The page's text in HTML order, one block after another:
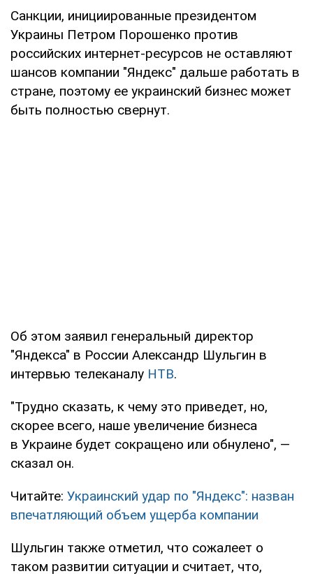
Санкции, инициированные президентом
Украины Петром Порошенко против
российских интернет-ресурсов не оставляют
шансов компании "Яндекс" дальше работать в
стране, поэтому ее украинский бизнес может
быть полностью свернут.
Об этом заявил генеральный директор
"Яндекса" в России Александр Шульгин в
интервью телеканалу НТВ.
"Трудно сказать, к чему это приведет, но,
скорее всего, наше увеличение бизнеса
в Украине будет сокращено или обнулено", —
сказал он.
Читайте: Украинский удар по "Яндекс": назван
впечатляющий объем ущерба компании
Шульгин также отметил, что сожалеет о
таком развитии ситуации и считает, что,